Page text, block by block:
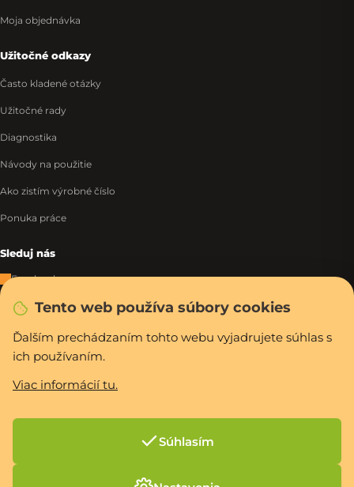
Tento web používa súbory cookies
Ďalším prechádzaním tohto webu vyjadrujete súhlas s
ich používaním.
Viac informácií tu.
Súhlasím
Moja objednávka
Užitočné odkazy
Často kladené otázky
Užitočné rady
Diagnostika
Návody na použitie
Ako zistím výrobné číslo
Ponuka práce
Sleduj nás
Facebook
Instagram
Tiktok
WhatsApp